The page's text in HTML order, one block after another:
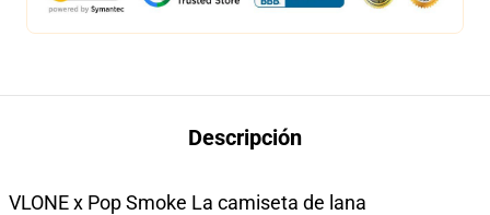
Descripción
VLONE x Pop Smoke La camiseta de lana